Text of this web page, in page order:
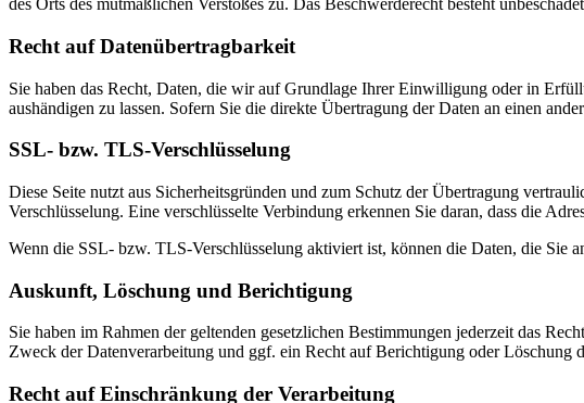
des Orts des mutmaßlichen Verstoßes zu. Das Beschwerderecht besteht
Recht auf Daten­übertrag­barkeit
Sie haben das Recht, Daten, die wir auf Grundlage Ihrer Einwilligung oder in
aushändigen zu lassen. Sofern Sie die direkte Übertragung der Daten an einen
SSL- bzw. TLS-Verschlüsselung
Diese Seite nutzt aus Sicherheitsgründen und zum Schutz der Übertragung
Verschlüsselung. Eine verschlüsselte Verbindung erkennen Sie daran, dass die
Wenn die SSL- bzw. TLS-Verschlüsselung aktiviert ist, können die Daten, die Sie
Auskunft, Löschung und Berichtigung
Sie haben im Rahmen der geltenden gesetzlichen Bestimmungen jederzeit das
Zweck der Datenverarbeitung und ggf. ein Recht auf Berichtigung oder Löschung
Recht auf Einschränkung der Verarbeitung